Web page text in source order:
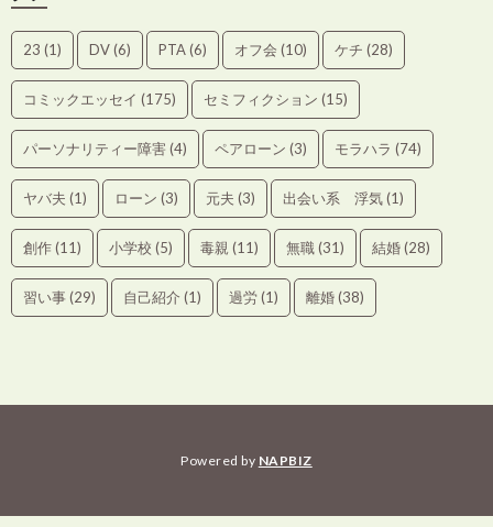
23 (1) DV(6) PTA(6) オフ会 (10) ケチ (28)
コミックエッセイ (175) セミフィクション (15)
パーソナリティー障害(4) ペアローン (3) モラハラ (74)
ヤバ夫 (1) ローン (3) 元夫 (3) 出会い系 浮気(1)
創作(11) 小学校 (5) 毒親 (11) 無職(31) 結婚(28)
習い事(29) 自己紹介 (1) 過労(1) 離婚(38)
Powered by NAPBIZ